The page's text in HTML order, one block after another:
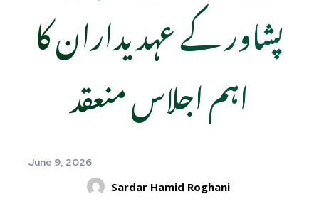
پشاور کے عہدیداران کا
اہم اجلاس منعقد
June 9, 2026
Sardar Hamid Roghani